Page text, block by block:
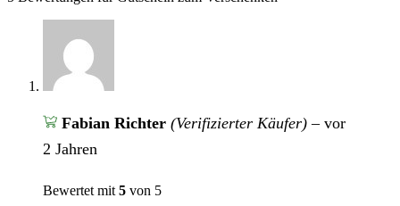
Fabian Richter (Verifizierter Käufer) – vor
2 Jahren
Bewertet mit 5 von 5